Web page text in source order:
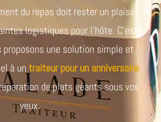
du repas doit rester un plaisir
logistiques pour l’hôte. C’est
proposons une solution simple et
à un traiteur pour un anniversaire
de plats géants sous vos
yeux.